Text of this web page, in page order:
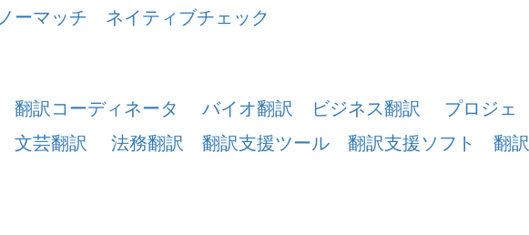
ノーマッチ ネイティブチェック
翻訳コーディネータ バイオ翻訳 ビジネス翻訳
プロジェ
文芸翻訳 法務翻訳 翻訳支援ツール 翻訳支援ソフト
翻訳